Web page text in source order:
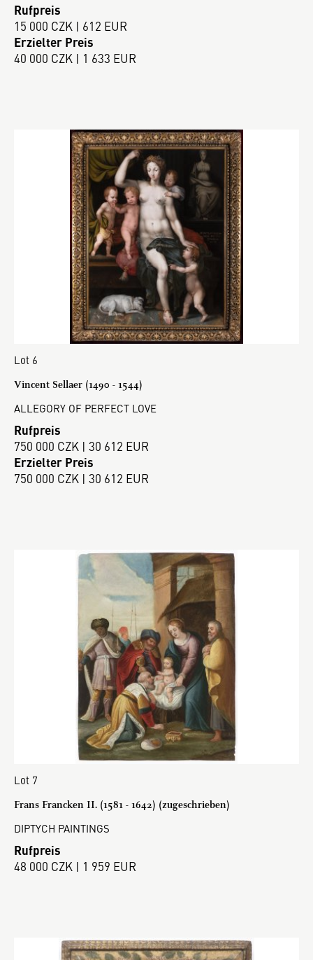
Rufpreis
15 000 CZK | 612 EUR
Erzielter Preis
40 000 CZK | 1 633 EUR
Lot 6
Vincent Sellaer (1490 - 1544)
ALLEGORY OF PERFECT LOVE
Rufpreis
750 000 CZK | 30 612 EUR
Erzielter Preis
750 000 CZK | 30 612 EUR
Lot 7
Frans Francken II. (1581 - 1642) (zugeschrieben)
DIPTYCH PAINTINGS
Rufpreis
48 000 CZK | 1 959 EUR